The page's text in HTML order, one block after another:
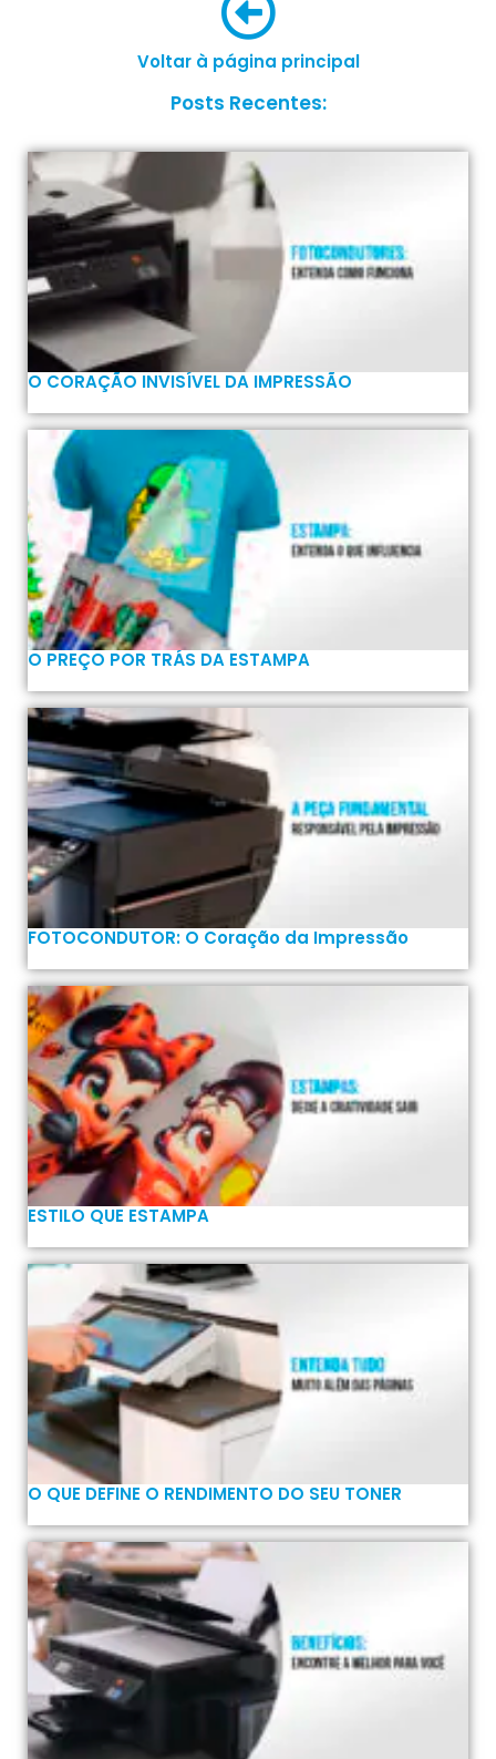
Voltar à página principal
Posts Recentes:
O CORAÇÃO INVISÍVEL DA IMPRESSÃO
O PREÇO POR TRÁS DA ESTAMPA
FOTOCONDUTOR: O Coração da Impressão
ESTILO QUE ESTAMPA
O QUE DEFINE O RENDIMENTO DO SEU TONER